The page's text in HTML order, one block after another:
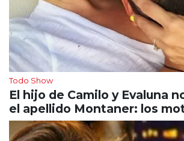
Todo Show
El hijo de Camilo y Evaluna
el apellido Montaner: los